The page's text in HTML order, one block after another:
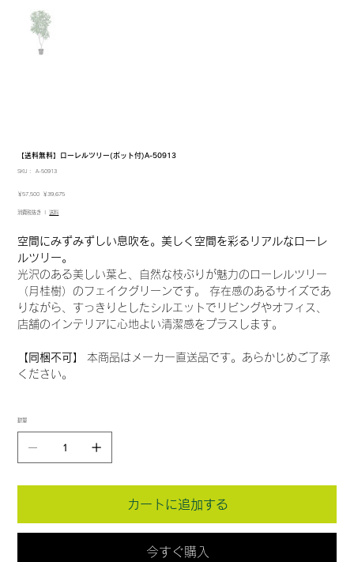
【送料無料】ローレルツリー(ポット付)A-50913
SKU：
SKU：
A-50913
元
価
￥57,500
セ
ル
格
￥39,675
消費税抜き | 送料
空間にみずみずしい息吹を。美しく空間を彩るリアルなローレ
ルツリー。
光沢のある美しい葉と、自然な枝ぶりが魅力のローレルツリー
（月桂樹）のフェイクグリーンです。 存在感のあるサイズであ
りながら、すっきりとしたシルエットでリビングやオフィス、
店舗のインテリアに心地よい清潔感をプラスします。
【同梱不可】
本商品はメーカー直送品です。あらかじめご了承
ください。
数量
カートに追加する
今すぐ購入